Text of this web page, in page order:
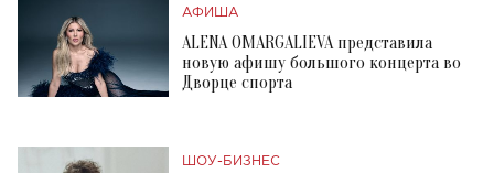
АФИША
ALENA OMARGALIEVA представила
новую афишу большого концерта во
Дворце спорта
ШОУ-БИЗНЕС